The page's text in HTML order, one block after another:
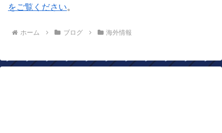
をご覧ください。
ホーム ブログ 海外情報